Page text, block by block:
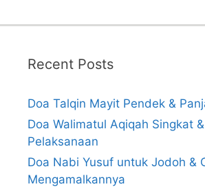
Recent Posts
Doa Talqin Mayit Pendek &
Doa Walimatul Aqiqah Singkat
Pelaksanaan
Doa Nabi Yusuf untuk Jodoh &
Mengamalkannya